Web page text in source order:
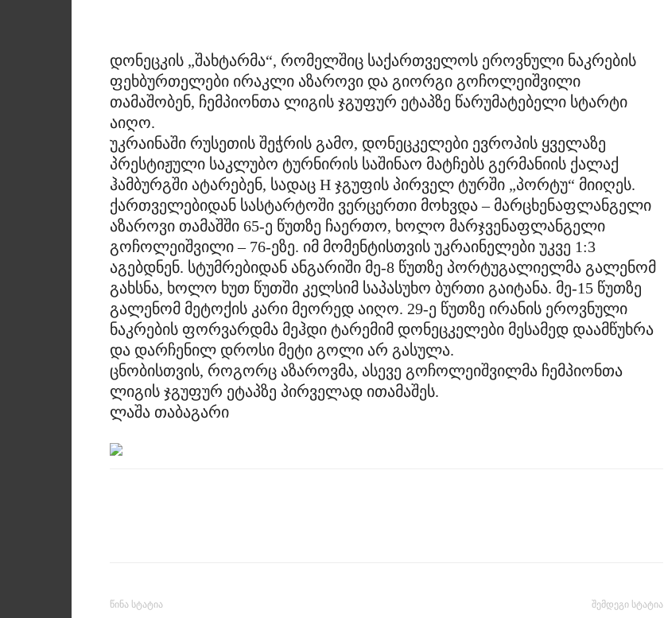
დონეცკის „შახტარმა“, რომელშიც საქართველოს ეროვნული ნაკრების
ფეხბურთელები ირაკლი აზაროვი და გიორგი გოჩოლეიშვილი
თამაშობენ, ჩემპიონთა ლიგის ჯგუფურ ეტაპზე წარუმატებელი სტარტი
აიღო.
უკრაინაში რუსეთის შეჭრის გამო, დონეცკელები ევროპის ყველაზე
პრესტიჟული საკლუბო ტურნირის საშინაო მატჩებს გერმანიის ქალაქ
ჰამბურგში ატარებენ, სადაც H ჯგუფის პირველ ტურში „პორტუ“ მიიღეს.
ქართველებიდან სასტარტოში ვერცერთი მოხვდა – მარცხენაფლანგელი
აზაროვი თამაშში 65-ე წუთზე ჩაერთო, ხოლო მარჯვენაფლანგელი
გოჩოლეიშვილი – 76-ეზე. იმ მომენტისთვის უკრაინელები უკვე 1:3
აგებდნენ. სტუმრებიდან ანგარიში მე-8 წუთზე პორტუგალიელმა გალენომ
გახსნა, ხოლო ხუთ წუთში კელსიმ საპასუხო ბურთი გაიტანა. მე-15 წუთზე
გალენომ მეტოქის კარი მეორედ აიღო. 29-ე წუთზე ირანის ეროვნული
ნაკრების ფორვარდმა მეჰდი ტარემიმ დონეცკელები მესამედ დაამწუხრა
და დარჩენილ დროსი მეტი გოლი არ გასულა.
ცნობისთვის, როგორც აზაროვმა, ასევე გოჩოლეიშვილმა ჩემპიონთა
ლიგის ჯგუფურ ეტაპზე პირველად ითამაშეს.
ლაშა თაბაგარი
წინა სტატია შემდეგი სტატია